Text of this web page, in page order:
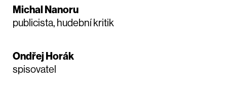
Michal Nanoru
publicista, hudební kritik
Ondřej Horák
spisovatel